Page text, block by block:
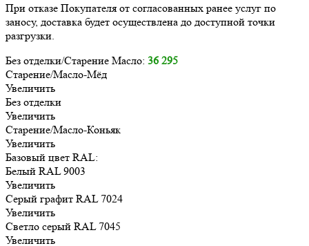
При отказе Покупателя от согласованных ранее услуг по
заносу, доставка будет осуществлена до доступной точки
разгрузки.
Без отделки/Старение Масло: 36 295
Старение/Масло-Мёд
Увеличить
Без отделки
Увеличить
Старение/Масло-Коньяк
Увеличить
Базовый цвет RAL:
Белый RAL 9003
Увеличить
Серый графит RAL 7024
Увеличить
Светло серый RAL 7045
Увеличить